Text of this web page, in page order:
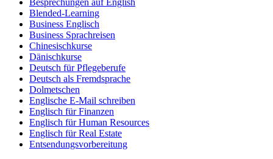
Besprechungen auf English
Blended-Learning
Business Englisch
Business Sprachreisen
Chinesischkurse
Dänischkurse
Deutsch für Pflegeberufe
Deutsch als Fremdsprache
Dolmetschen
Englische E-Mail schreiben
Englisch für Finanzen
Englisch für Human Resources
Englisch für Real Estate
Entsendungsvorbereitung